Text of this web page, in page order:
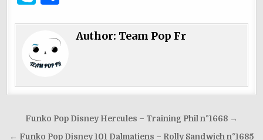
c
e
b
o
o
l
e
di o
ai
re g s
p
p
e
ta
g
er
Author: Team Pop Fr
Navigation
Funko Pop Disney Hercules – Training Phil n°1668 →
← Funko Pop Disney 101 Dalmatiens – Rolly Sandwich n°1685